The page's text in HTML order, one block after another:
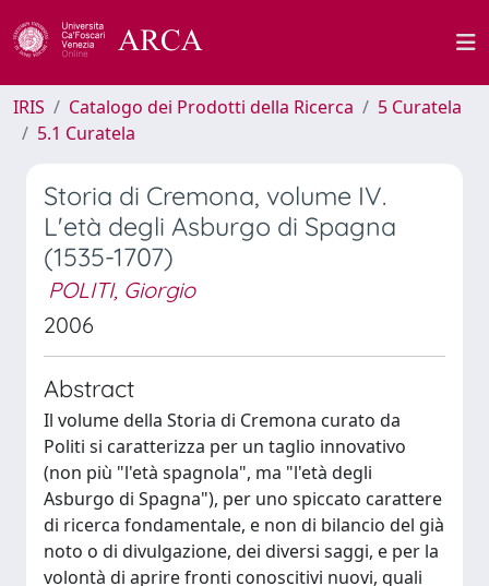
IRIS Catalogo dei Prodotti della Ricerca
5 Curatela
5.1 Curatela
Storia di Cremona, volume IV.
L'età degli Asburgo di Spagna
(1535-1707)
POLITI, Giorgio
2006
Abstract
Il volume della Storia di Cremona curato da
Politi si caratterizza per un taglio innovativo
(non più "l'età spagnola", ma "l'età degli
Asburgo di Spagna"), per uno spiccato carattere
di ricerca fondamentale, e non di bilancio del già
noto o di divulgazione, dei diversi saggi, e per la
volontà di aprire fronti conoscitivi nuovi, quali